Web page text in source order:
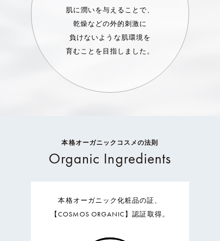
肌に潤いを与えることで、
乾燥などの外的刺激に
負けないような肌環境を
育むことを目指しました。
本格オーガニックコスメの法則
Organic Ingredients
本格オーガニック化粧品の証、
【COSMOS ORGANIC】認証取得。